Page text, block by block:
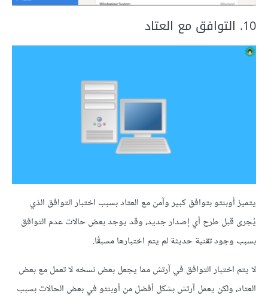
10. التوافق مع العتاد
يتميز أوبنتو بتوافق كبير وآمن مع العتاد بسبب اختبار التوافق الذي
يُجرى قبل طرح أي إصدار جديد، وقد يوجد بعض حالات عدم التوافق
بسبب وجود تقنية حديثة لم يتم اختبارها مسبقًا.
لا يتم اختبار التوافق في آرتش مما يجعل بعض نسخه لا تعمل مع بعض
العتاد، ولكن يعمل آرتش بشكل أفضل من أوبنتو في بعض الحالات بسبب